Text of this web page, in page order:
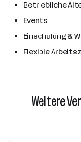
Betriebliche
Events
Einschulung &
Flexible
Weitere